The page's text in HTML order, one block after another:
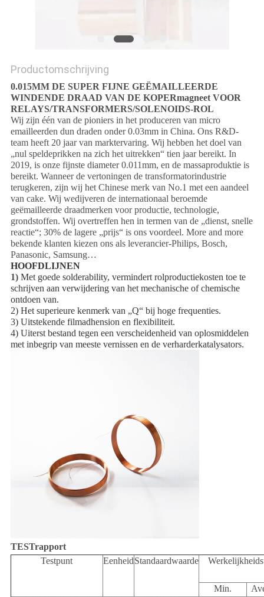
Productomschrijving
0.015MM DE SUPER FIJNE GEËMAILLEERDE
WINDENDE DRAAD VAN DE KOPERmagneet VOOR
RELAYS/TRANSFORMERS/SOLENOIDS-ROL
Wij zijn één van de pioniers in het produceren van micro
emailleerden dun draden onder 0.03mm in China. Ons R&D-
team heeft 20 jaar van marktervaring. Wij hebben het doel van
„nul speldeprikken na zich het uitrekken“ tien jaar bereikt. In
2019, is onze fijnste diameter 0.011mm, en de massaproduktie is
bereikt. Wanneer de vertoningen de transformatorindustrie
terugkeren, zijn wij het Chinese merk van No.1 met een aandeel
van cake. Wij wedijveren de internationaal beroemde
geëmailleerde draadmerken voor productie, technologie,
grondstoffen. Wij overtreffen hen in termen van de „dienst, snelle
reactie“; 30% de lagere „prijs“ is ons voordeel. More and more
bekende klanten kiezen ons als leverancier-Philips, Bosch,
Panasonic, Samsung…
HOOFDLIJNEN
1) Met goede solderability, vermindert rolproductiekosten toe te
schrijven aan verwijdering van het mechanische of chemische
ontdoen van.
2) Het superieure kenmerk van „Q“ bij hoge frequenties.
3) Uitstekende filmadhension en flexibiliteit.
4) Uiterst bestand tegen een verscheidenheid van oplosmiddelen
met inbegrip van meeste vernissen en de verharderkatalysators.
TESTrapport
Testpunt
EenheidStandaardwaarde
Min.